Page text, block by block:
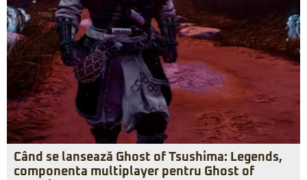
Când se lansează Ghost of Tsushima: Legends,
componenta multiplayer pentru Ghost of